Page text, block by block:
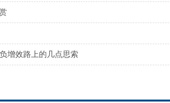
增效路上的几点思索